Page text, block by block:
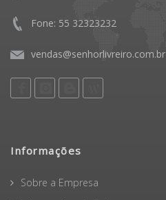
Fone: 55 32323232
vendas@senhorlivreiro.com.br
Informações
Sobre a Empresa